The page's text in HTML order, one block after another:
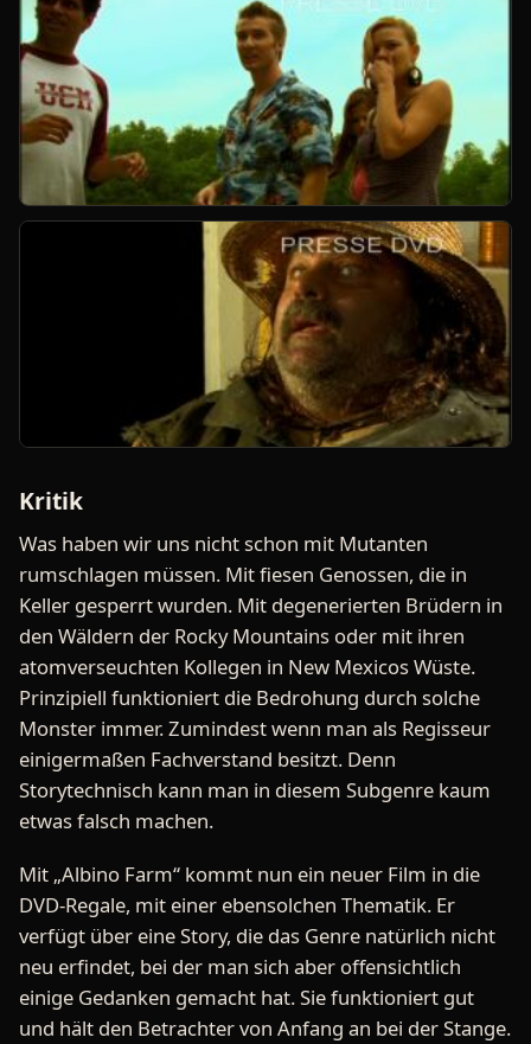
Kritik
Was haben wir uns nicht schon mit Mutanten
rumschlagen müssen. Mit fiesen Genossen, die in
Keller gesperrt wurden. Mit degenerierten Brüdern in
den Wäldern der Rocky Mountains oder mit ihren
atomverseuchten Kollegen in New Mexicos Wüste.
Prinzipiell funktioniert die Bedrohung durch solche
Monster immer. Zumindest wenn man als Regisseur
einigermaßen Fachverstand besitzt. Denn
Storytechnisch kann man in diesem Subgenre kaum
etwas falsch machen.
Mit „Albino Farm“ kommt nun ein neuer Film in die
DVD-Regale, mit einer ebensolchen Thematik. Er
verfügt über eine Story, die das Genre natürlich nicht
neu erfindet, bei der man sich aber offensichtlich
einige Gedanken gemacht hat. Sie funktioniert gut
und hält den Betrachter von Anfang an bei der Stange.